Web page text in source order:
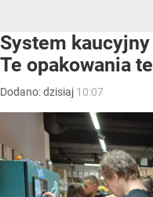
System
Te opakowania
Dodano:dzisiaj 10:07